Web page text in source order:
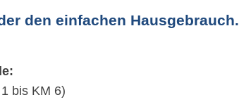
den einfachen Hausgebrauch.
bis KM 6)